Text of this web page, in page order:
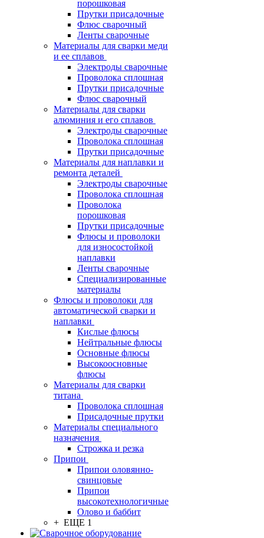
порошковая
Прутки присадочные
Флюс сварочный
Ленты сварочные
Материалы для сварки меди
и ее сплавов
Электроды сварочные
Проволока сплошная
Прутки присадочные
Флюс сварочный
Материалы для сварки
алюминия и его сплавов
Электроды сварочные
Проволока сплошная
Прутки присадочные
Материалы для наплавки и
ремонта деталей
Электроды сварочные
Проволока сплошная
Проволока
порошковая
Прутки присадочные
Флюсы и проволоки
для износостойкой
наплавки
Ленты сварочные
Специализированные
материалы
Флюсы и проволоки для
автоматической сварки и
наплавки
Кислые флюсы
Нейтральные флюсы
Основные флюсы
Высокоосновные
флюсы
Материалы для сварки
титана
Проволока сплошная
Присадочные прутки
Материалы специального
назначения
Строжка и резка
Припои
Припои оловянно-
свинцовые
Припои
высокотехнологичные
Олово и баббит
+ ЕЩЕ 1